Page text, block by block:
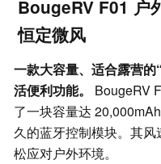
BougeRV F01 户
恒定微风
一款大容量、适合露营
活便利功能。
BougeRV
了一块容量达
久的蓝牙控制模块。其
松应对户外环境。